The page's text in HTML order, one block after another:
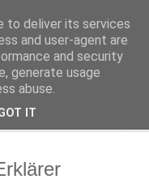
to deliver its services
and user-agent are
and security
generate usage
abuse.
IT